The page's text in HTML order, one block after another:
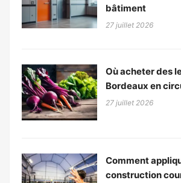
bâtiment
27 juillet 2026
Où acheter des
Bordeaux en
27 juillet 2026
Comment
construction